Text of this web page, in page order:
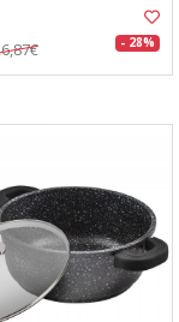
- 28%